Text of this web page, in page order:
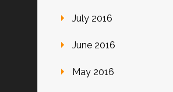
July 2016
June 2016
May 2016